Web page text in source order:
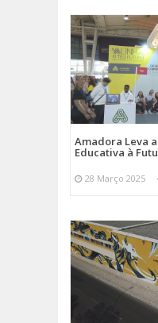
Amadora Leva
Educativa à
28 Março 2025